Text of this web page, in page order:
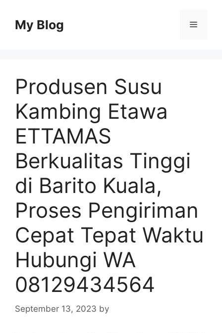
contentMy Blog Menu
Produsen Susu
Kambing Etawa
ETTAMAS
Berkualitas Tinggi
di Barito Kuala,
Proses Pengiriman
Cepat Tepat Waktu
Hubungi WA
08129434564
September 13, 2023 by